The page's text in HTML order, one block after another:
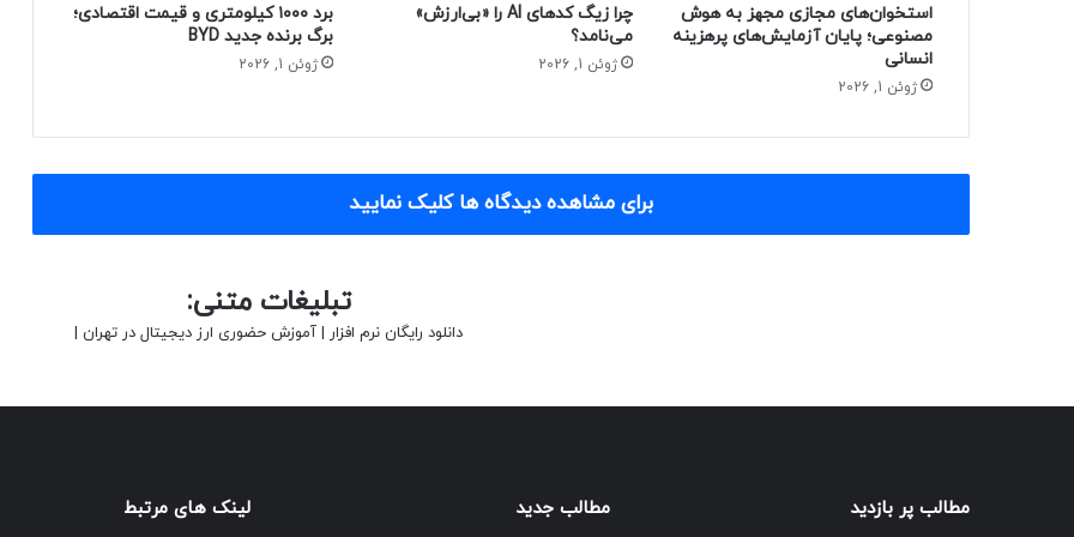
استخوان‌های مجازی مجهز به هوش
مصنوعی؛ پایان آزمایش‌های پرهزینه
انسانی
ژوئن 1, 2026
چرا زیگ کدهای AI را «بی‌ارزش»
می‌نامد؟
ژوئن 1, 2026
برد ۱۰۰۰ کیلومتری و قیمت اقتصادی؛
برگ برنده جدید BYD
ژوئن 1, 2026
برای مشاهده دیدگاه ها کلیک نمایید
تبلیغات متنی:
دانلود رایگان نرم افزار آموزش حضوری ارز دیجیتال در تهران
مطالب پر بازدید مطالب جدید لینک های مرتبط